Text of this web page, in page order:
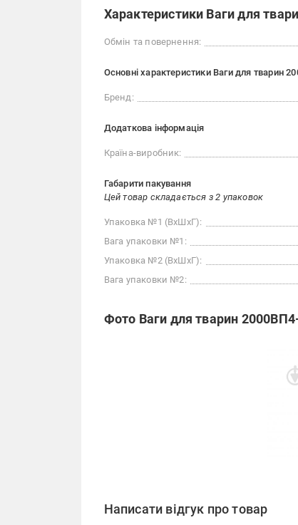
Характеристики Ваги для
Обмін та повернення:
Основні характеристики Ваги для тварин
Бренд:
Додаткова інформація
Країна-виробник:
Габарити пакування
Цей товар складається з 2 упаковок
Упаковка №1 (ВхШхГ):
Вага упаковки №1:
Упаковка №2 (ВхШхГ):
Вага упаковки №2:
Фото Ваги для тварин
Написати відгук про товар